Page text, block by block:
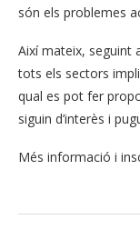
són els problemes
Així mateix, seguint
tots els sectors
qual es pot fer
siguin d’interès i
Més informació i